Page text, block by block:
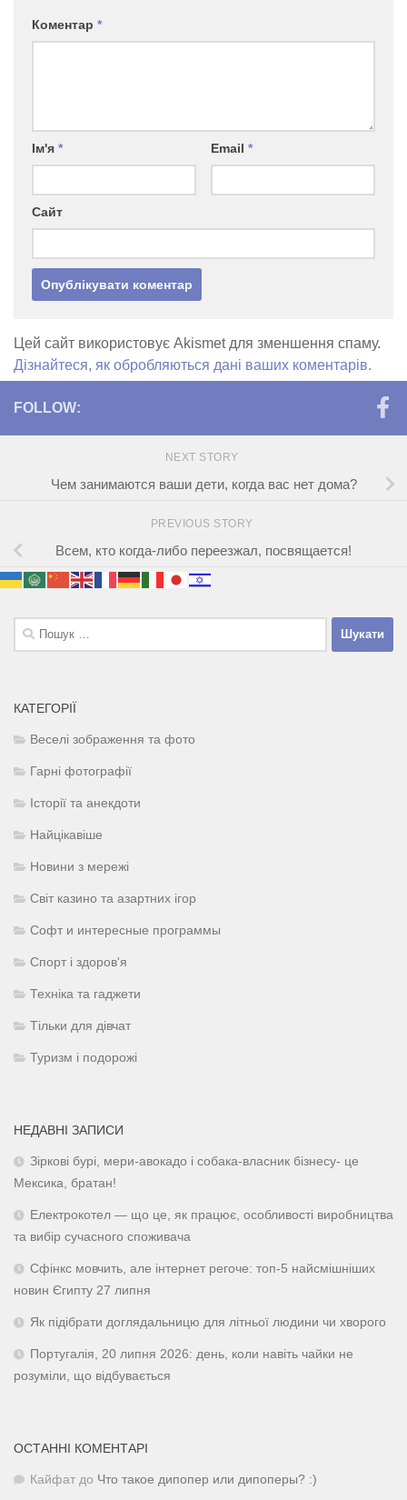
Коментар *
Ім'я * Email *
Сайт
Цей сайт використовує Akismet для зменшення спаму.
Дізнайтеся, як обробляються дані ваших коментарів.
FOLLOW:
NEXT STORY
Чем занимаются ваши дети, когда вас нет дома?
PREVIOUS STORY
Всем, кто когда-либо переезжал, посвящается!
Пошук:
КАТЕГОРІЇ
Веселі зображення та фото
Гарні фотографії
Історії та анекдоти
Найцікавіше
Новини з мережі
Світ казино та азартних ігор
Софт и интересные программы
Спорт і здоров'я
Техніка та гаджети
Тільки для дівчат
Туризм і подорожі
НЕДАВНІ ЗАПИСИ
Зіркові бурі, мери-авокадо і собака-власник бізнесу- це
Мексика, братан!
Електрокотел — що це, як працює, особливості виробництва
та вибір сучасного споживача
Сфінкс мовчить, але інтернет регоче: топ-5 найсмішніших
новин Єгипту 27 липня
Як підібрати доглядальницю для літньої людини чи хворого
Португалія, 20 липня 2026: день, коли навіть чайки не
розуміли, що відбувається
ОСТАННІ КОМЕНТАРІ
Кайфат до Что такое дипопер или дипоперы? :)